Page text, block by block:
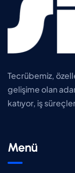
Tecrübemiz,
gelişime olan
katıyor, iş
Menü